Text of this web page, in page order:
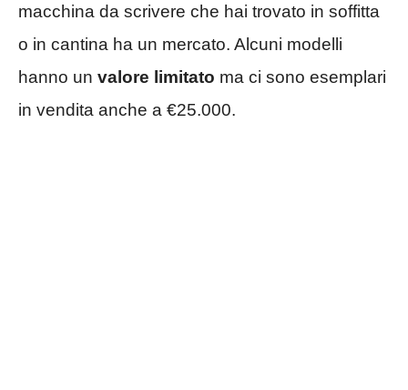
macchina da scrivere che hai trovato in soffitta
o in cantina ha un mercato. Alcuni modelli
hanno un valore limitato ma ci sono esemplari
in vendita anche a €25.000.